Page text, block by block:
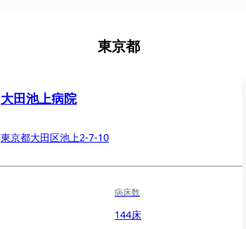
東京都
大田池上病院
東京都大田区池上2-7-10
病床数
144床